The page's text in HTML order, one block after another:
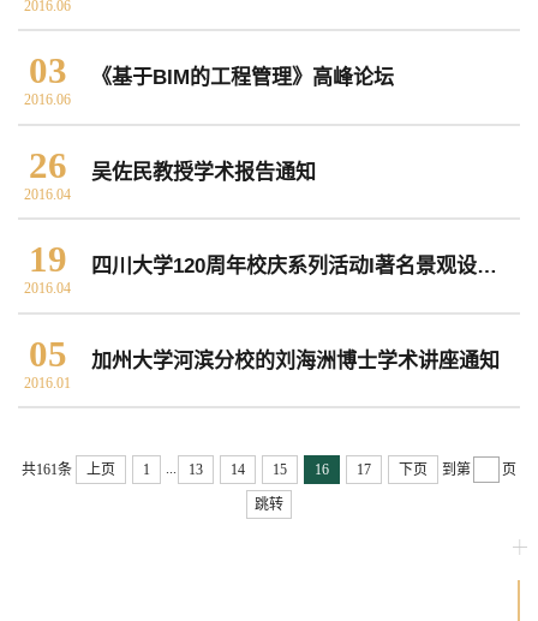
常用办公电话
2016.06
03
2016.06
《基于BIM的工程管理》高峰论坛
26
2016.04
吴佐民教授学术报告通知
19
2016.04
四川大学120周年校庆系列活动I著名景观设计大师玛莎•舒瓦茨讲座活动通知
05
2016.01
加州大学河滨分校的刘海洲博士学术讲座通知
共161条 上页 1 ... 13 14 15 16 17 下页 到第 页
跳转